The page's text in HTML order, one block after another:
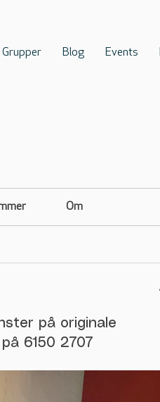
Grupper Blog Events
Om
på originale
6150 2707